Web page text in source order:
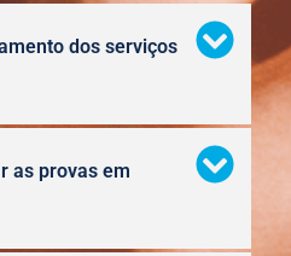
dos serviços
as provas em